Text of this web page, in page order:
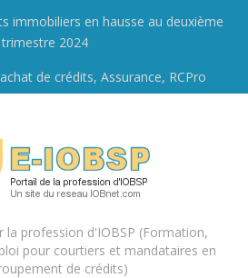
immobiliers en hausse au deuxième
trimestre 2024
de crédits, Assurance, RCPro
profession d'IOBSP (Formation,
pour courtiers et mandataires en
de crédits)